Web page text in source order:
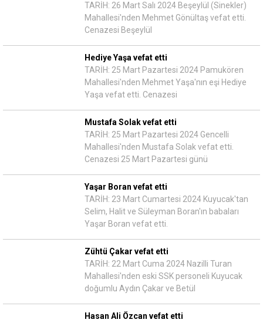
TARİH: 26 Mart Salı 2024 Beşeylül (Sinekler)
Mahallesi'nden Mehmet Gönültaş vefat etti.
Cenazesi Beşeylül
Hediye Yaşa vefat etti
TARİH: 25 Mart Pazartesi 2024 Pamukören
Mahallesi'nden Mehmet Yaşa'nın eşi Hediye
Yaşa vefat etti. Cenazesi
Mustafa Solak vefat etti
TARİH: 25 Mart Pazartesi 2024 Gencelli
Mahallesi'nden Mustafa Solak vefat etti.
Cenazesi 25 Mart Pazartesi günü
Yaşar Boran vefat etti
TARİH: 23 Mart Cumartesi 2024 Kuyucak'tan
Selim, Halit ve Süleyman Boran'ın babaları
Yaşar Boran vefat etti.
Zühtü Çakar vefat etti
TARİH: 22 Mart Cuma 2024 Nazilli Turan
Mahallesi'nden eski SSK personeli Kuyucak
doğumlu Aydın Çakar ve Betül
Hasan Ali Özcan vefat etti